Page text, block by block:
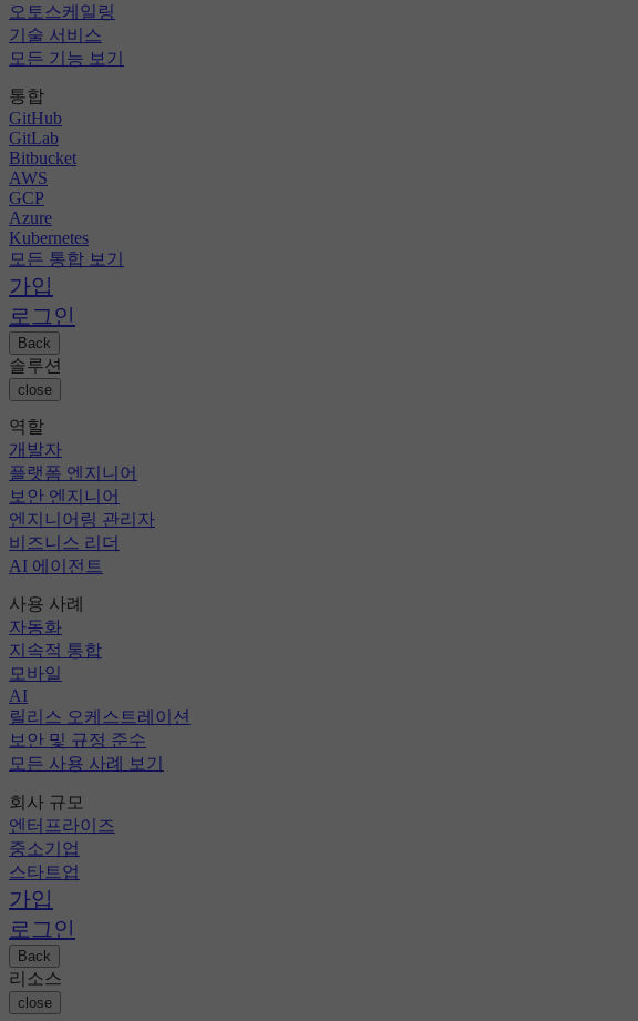
오토스케일링
기술 서비스
모든 기능 보기
통합
GitHub
GitLab
Bitbucket
AWS
GCP
Azure
Kubernetes
모든 통합 보기
가입
로그인
Back
솔루션
close
역할
개발자
플랫폼 엔지니어
보안 엔지니어
엔지니어링 관리자
비즈니스 리더
AI 에이전트
사용 사례
자동화
지속적 통합
모바일
AI
릴리스 오케스트레이션
보안 및 규정 준수
모든 사용 사례 보기
회사 규모
엔터프라이즈
중소기업
스타트업
가입
로그인
Back
리소스
close